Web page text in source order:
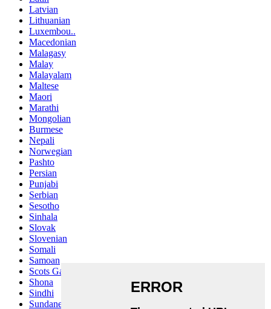
Latvian
Lithuanian
Luxembou..
Macedonian
Malagasy
Malay
Malayalam
Maltese
Maori
Marathi
Mongolian
Burmese
Nepali
Norwegian
Pashto
Persian
Punjabi
Serbian
Sesotho
Sinhala
Slovak
Slovenian
Somali
Samoan
Scots Gaelic
Shona
Sindhi
Sundanese